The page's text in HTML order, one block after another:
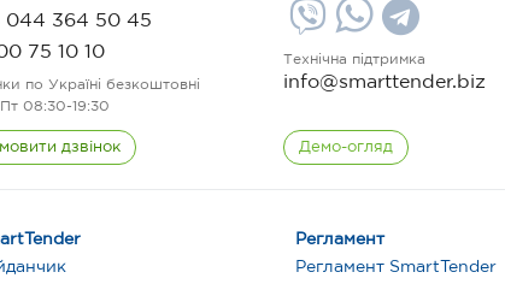
044 364 50 45
75 10 10
по Україні безкоштовні
08:30-19:30
дзвінок
Технічна підтримка
info@smarttender.biz
Демо-огляд
Регламент
Регламент SmartTender